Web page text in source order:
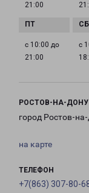
21:00
с 10:00 до
21:00
с
РОСТОВ-НА-ДОНУ
город Ростов-
на карте
ТЕЛЕФОН
+7(863) 307-80-